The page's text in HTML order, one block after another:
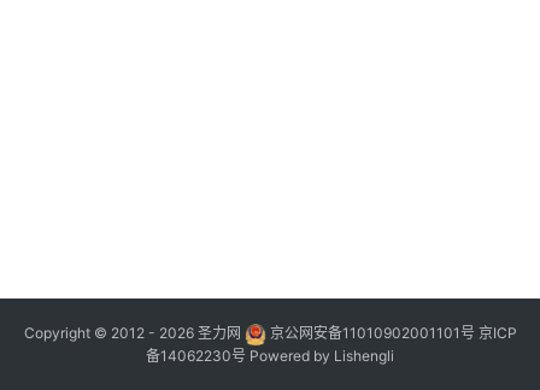
Copyright © 2012 - 2026 圣力网 京公网安备11010902001101号 京ICP
备14062230号 Powered by Lishengli